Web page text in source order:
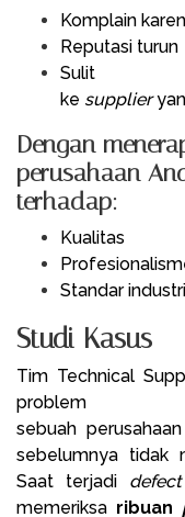
Komplain
Reputasi turun
ke supplier
Dengan
perusahaan
terhadap:
Kualitas
Standar
Studi Kasus
Tim Technical
sebuah perusahaan
sebelumnya tidak
Saat terjadi defect
memeriksa ribuan